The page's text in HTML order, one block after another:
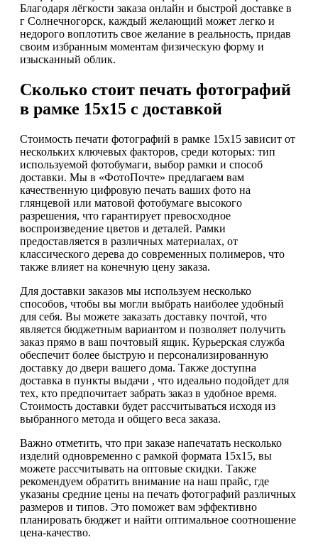
Благодаря лёгкости заказа онлайн и быстрой доставке в
г Солнечногорск, каждый желающий может легко и
недорого воплотить свое желание в реальность, придав
своим избранным моментам физическую форму и
изысканный облик.
Сколько стоит печать фотографий
в рамке 15х15 с доставкой
Стоимость печати фотографий в рамке 15х15 зависит от
нескольких ключевых факторов, среди которых: тип
используемой фотобумаги, выбор рамки и способ
доставки. Мы в «ФотоПочте» предлагаем вам
качественную цифровую печать ваших фото на
глянцевой или матовой фотобумаге высокого
разрешения, что гарантирует превосходное
воспроизведение цветов и деталей. Рамки
предоставляется в различных материалах, от
классического дерева до современных полимеров, что
также влияет на конечную цену заказа.
Для доставки заказов мы используем несколько
способов, чтобы вы могли выбрать наиболее удобный
для себя. Вы можете заказать доставку почтой, что
является бюджетным вариантом и позволяет получить
заказ прямо в ваш почтовый ящик. Курьерская служба
обеспечит более быструю и персонализированную
доставку до двери вашего дома. Также доступна
доставка в пункты выдачи , что идеально подойдет для
тех, кто предпочитает забрать заказ в удобное время.
Стоимость доставки будет рассчитываться исходя из
выбранного метода и общего веса заказа.
Важно отметить, что при заказе напечатать несколько
изделий одновременно с рамкой формата 15х15, вы
можете рассчитывать на оптовые скидки. Также
рекомендуем обратить внимание на наш прайс, где
указаны средние цены на печать фотографий различных
размеров и типов. Это поможет вам эффективно
планировать бюджет и найти оптимальное соотношение
цена-качество.